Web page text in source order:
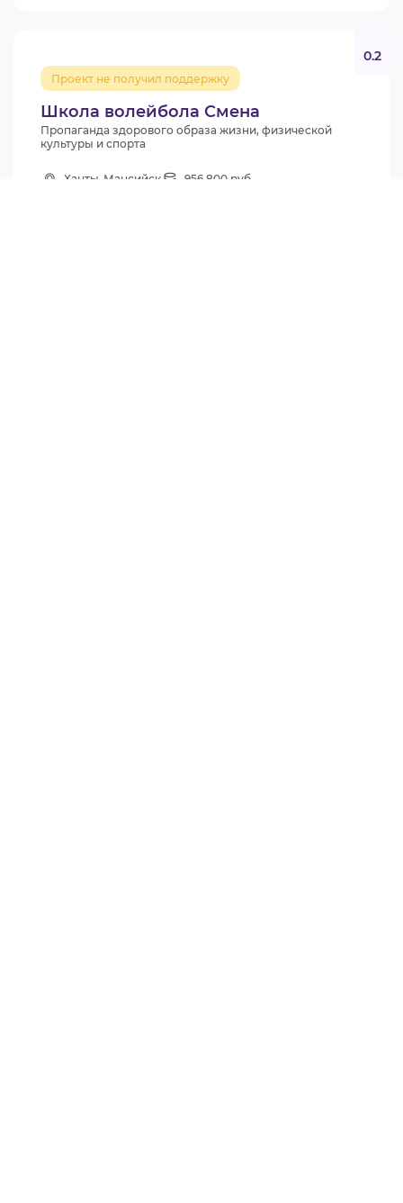
Школа волейбола Смена
Проект не получил поддержку
0.2
Пропаганда здорового образа жизни, физической
культуры и спорта
Ханты-Мансийск
956 800 руб.